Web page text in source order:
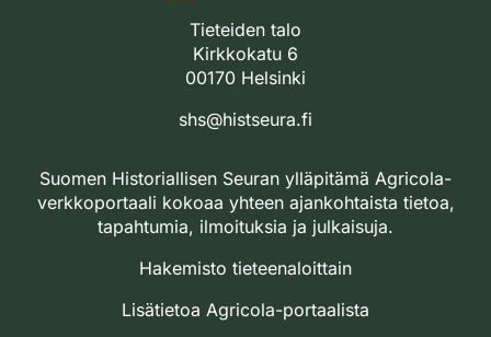
Tieteiden talo
Kirkkokatu 6
00170 Helsinki
shs@histseura.fi
Suomen Historiallisen Seuran ylläpitämä Agricola-
verkkoportaali kokoaa yhteen ajankohtaista tietoa,
tapahtumia, ilmoituksia ja julkaisuja.
Hakemisto tieteenaloittain
Lisätietoa Agricola-portaalista